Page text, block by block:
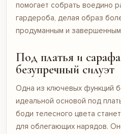
помогает собрать воедино
гардероба, делая образ
продуманным и
Под платья и
безупречный силуэт
Одна из ключевых функций
идеальной основой под
боди телесного цвета
для облегающих нарядов.